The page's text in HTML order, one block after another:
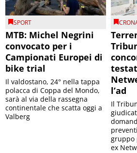
SPORT
MTB: Michel Negrini
convocato per i
Campionati Europei di
bike trial
Il valdostano, 24° nella tappa
polacca di Coppa del Mondo,
sarà al via della rassegna
continentale che scatta oggi a
Valberg
l’ad
Il
gruppo
ex